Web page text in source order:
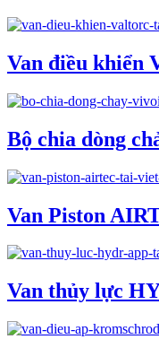
Van điều khiển
Bộ chia dòng
Van Piston
Van thủy lực